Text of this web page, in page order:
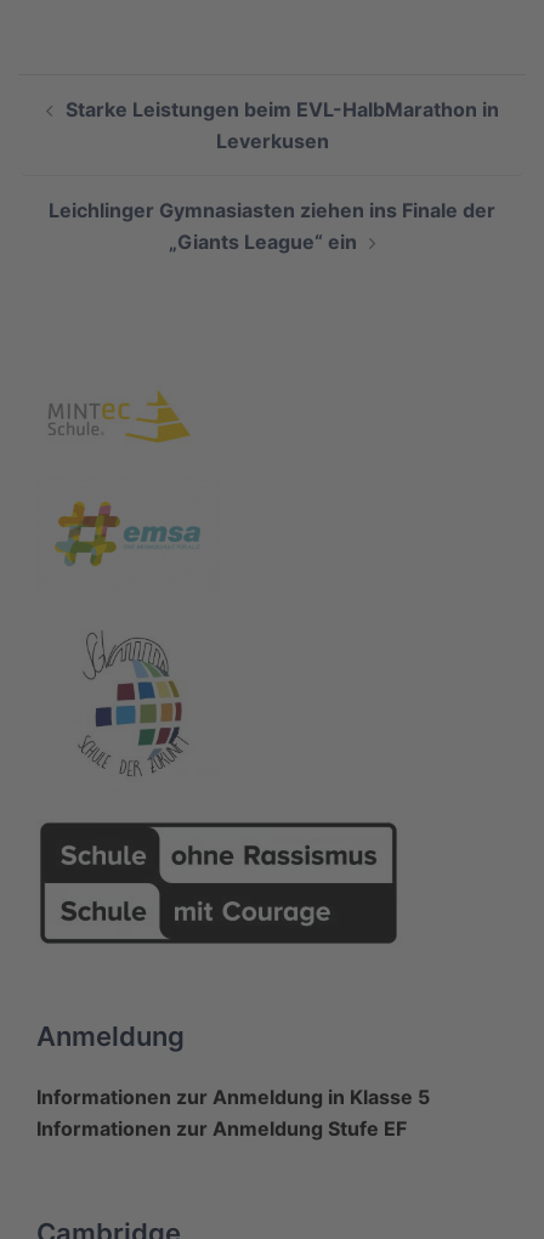
Starke Leistungen beim EVL-HalbMarathon in
Leverkusen
Leichlinger Gymnasiasten ziehen ins Finale der
„Giants League“ ein
Anmeldung
Informationen zur Anmeldung in Klasse 5
Informationen zur Anmeldung Stufe EF